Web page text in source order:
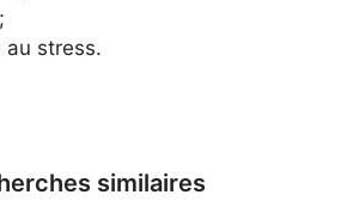
au stress.
similaires